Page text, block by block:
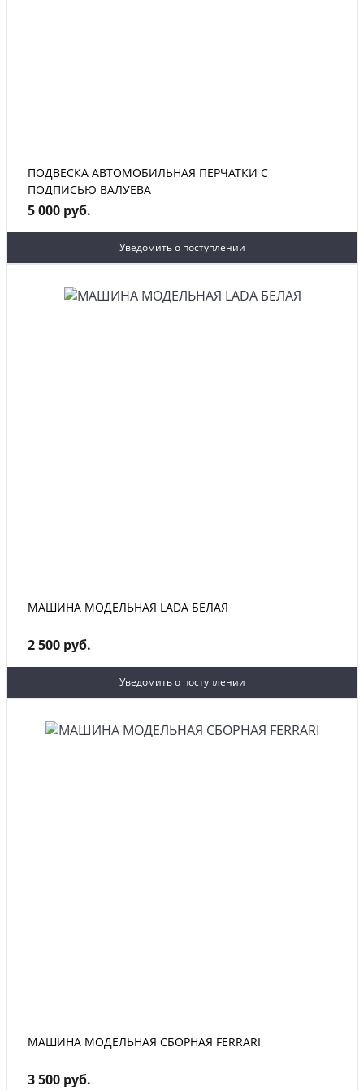
ПОДВЕСКА АВТОМОБИЛЬНАЯ ПЕРЧАТКИ С
ПОДПИСЬЮ ВАЛУЕВА
5 000 руб.
Уведомить о поступлении
МАШИНА МОДЕЛЬНАЯ LADA БЕЛАЯ
2 500 руб.
Уведомить о поступлении
МАШИНА МОДЕЛЬНАЯ СБОРНАЯ FERRARI
3 500 руб.